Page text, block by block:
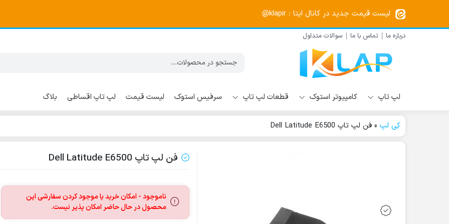
لیست قیمت جدید در کانال ایتا : klapir@
درباره ما تماس با ما سوالات متداول
لپ تاپ کامپیوتر استوک قطعات لپ تاپ سرفیس استوک لیست قیمت لپ تاپ اقساطی بلاگ
کِی لپ » فن لپ تاپ Dell Latitude E6500
فن لپ تاپ Dell Latitude E6500
ناموجود - امکان خرید یا موجود کردن سفارشی این
محصول در حال حاضر امکان پذیر نیست.